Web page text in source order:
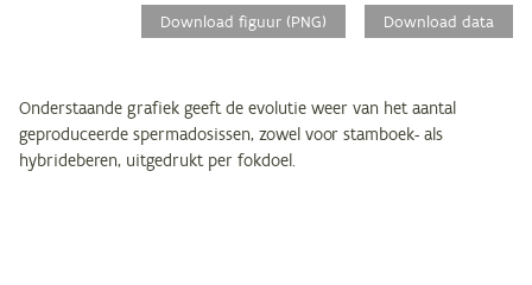
Download figuur (PNG) Download data
Onderstaande grafiek geeft de evolutie weer van het aantal
geproduceerde spermadosissen, zowel voor stamboek- als
hybrideberen, uitgedrukt per fokdoel.